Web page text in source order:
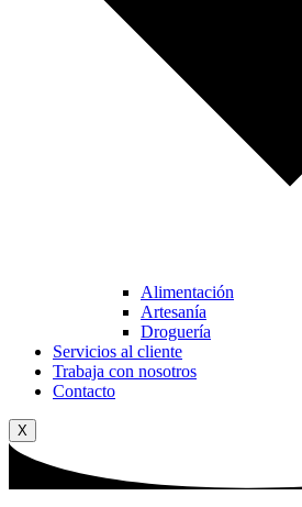
Alimentación
Artesanía
Droguería
Servicios al cliente
Trabaja con nosotros
Contacto
X